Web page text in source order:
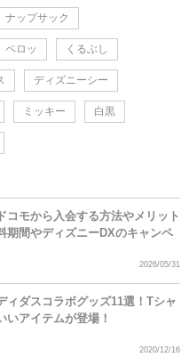
ナップサック
ペロッ くるぶし
ディズニーシー
ミッキー 白黒
コモから入会する方法やメリット
期間やディズニーDXのキャンペ
2026/05/31
ィダスコラボグッズ11選！Tシャ
いアイテムが登場！
2020/12/16